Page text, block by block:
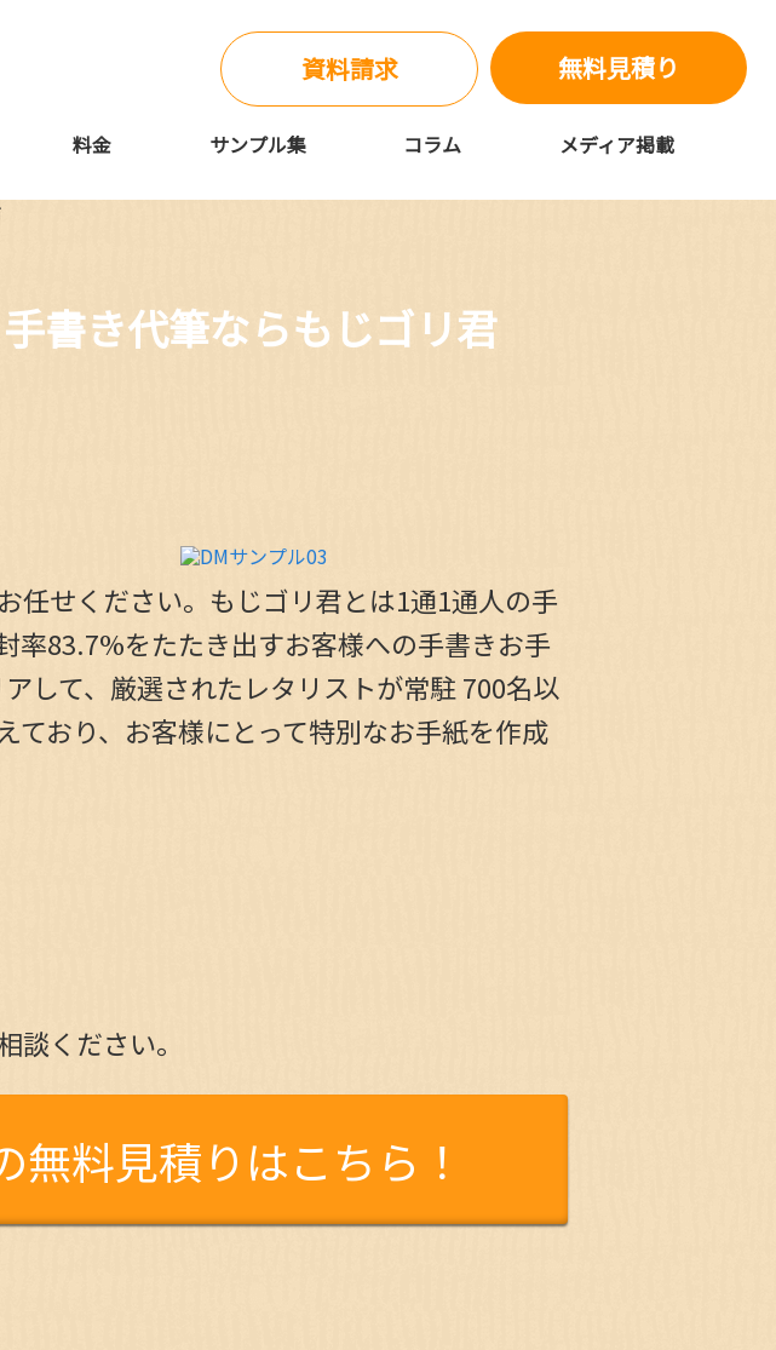
資料請求 無料見積り
料金 サンプル集 コラム メディア掲載
書き代筆ならもじゴリ君
任せください。もじゴリ君とは1通1通人の手
率83.7%をたたき出すお客様への手書きお手
して、厳選されたレタリストが常駐 700名以
ており、お客様にとって特別なお手紙を作成
ください。
料見積りはこちら！